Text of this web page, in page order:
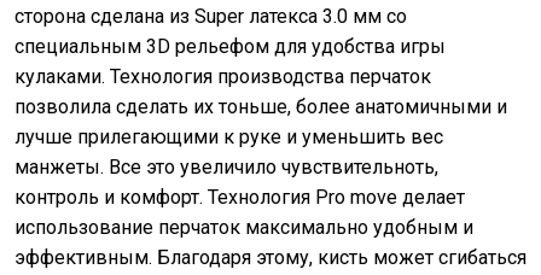
сторона сделана из Super латекса 3.0 мм со
специальным 3D рельефом для удобства игры
кулаками. Технология производства перчаток
позволила сделать их тоньше, более анатомичными и
лучше прилегающими к руке и уменьшить вес
манжеты. Все это увеличило чувствительноть,
контроль и комфорт. Технология Pro move делает
использование перчаток максимально удобным и
эффективным. Благодаря этому, кисть может сгибаться